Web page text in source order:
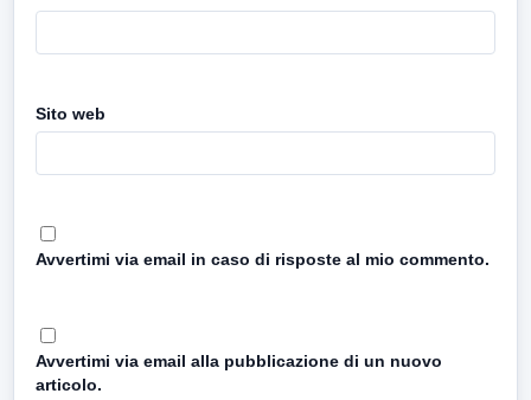
Sito web
Avvertimi via email in caso di risposte al mio commento.
Avvertimi via email alla pubblicazione di un nuovo
articolo.